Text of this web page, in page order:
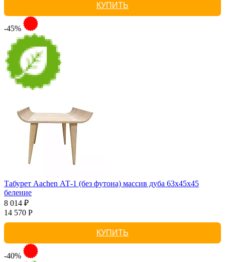
КУПИТЬ
-45%
Табурет Aachen АТ-1 (без футона) массив дуба 63х45х45
беление
8 014 ₽
14 570 Р
КУПИТЬ
-40%